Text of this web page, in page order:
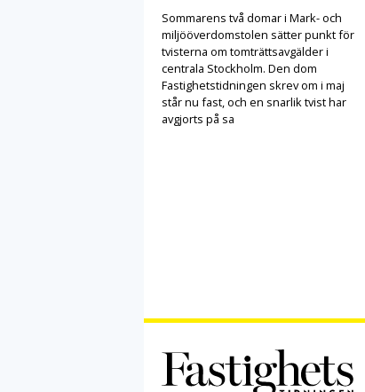
Sommarens två domar i Mark- och
miljööverdomstolen sätter punkt för
tvisterna om tomträttsavgälder i
centrala Stockholm. Den dom
Fastighetstidningen skrev om i maj
står nu fast, och en snarlik tvist har
avgjorts på sa